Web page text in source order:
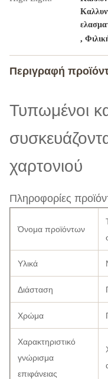
,
Περιγραφή
Τυπωμένοι
χαρτονιού
Πληροφορίες
Όνομα προϊόντων
Υλικά
Διάσταση
Χρώμα
Χαρακτηριστικό
γνώρισμα
επιφάνειας